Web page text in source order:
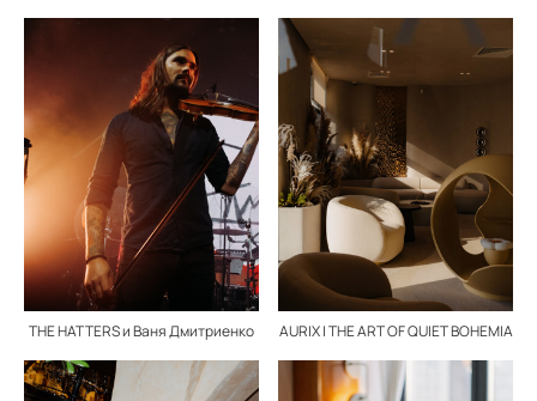
THE HATTERS и Ваня Дмитриенко AURIX | THE ART OF QUIET BOHEMIA